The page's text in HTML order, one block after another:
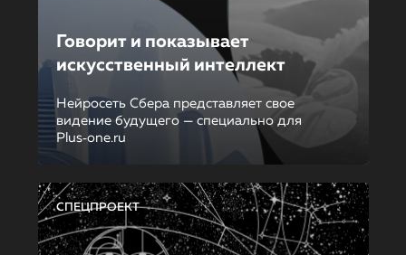
Говорит и показывает
искусственный интеллект
Нейросеть Сбера представляет свое
видение будущего — специально для
Plus‑one.ru
СПЕЦПРОЕКТ